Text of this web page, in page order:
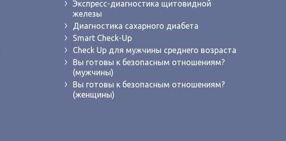
Экспресс-диагностика щитовидной
железы
Диагностика сахарного диабета
Smart Check-Up
Check Up для мужчины среднего возраста
Вы готовы к безопасным отношениям?
(мужчины)
Вы готовы к безопасным отношениям?
(женщины)